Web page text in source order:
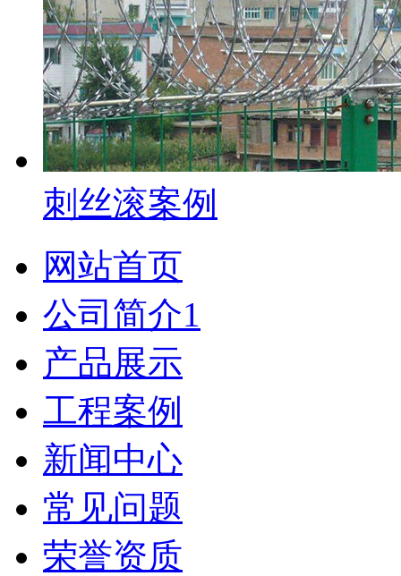
刺丝滚案例
网站首页
公司简介1
产品展示
工程案例
新闻中心
常见问题
荣誉资质